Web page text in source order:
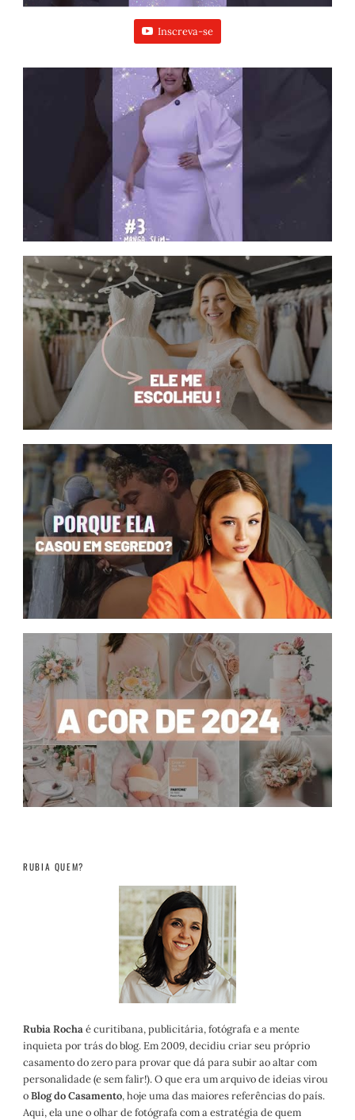
Inscreva-se
RUBIA QUEM?
Rubia Rochaé curitibana, publicitária, fotógrafa e a mente
inquieta por trás do blog. Em 2009, decidiu criar seu próprio
casamento do zero para provar que dá para subir ao altar com
personalidade (e sem falir!). O que era um arquivo de ideias virou
oBlog do Casamento, hoje uma das maiores referências do país.
Aqui, ela une o olhar de fotógrafa com a estratégia de quem